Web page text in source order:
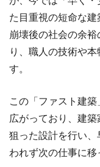
た目重視の短命な
崩壊後の社会の余
り、職人の技術や
す。
この「ファスト建
広がっており、建
狙った設計を行い
われず次の仕事に移